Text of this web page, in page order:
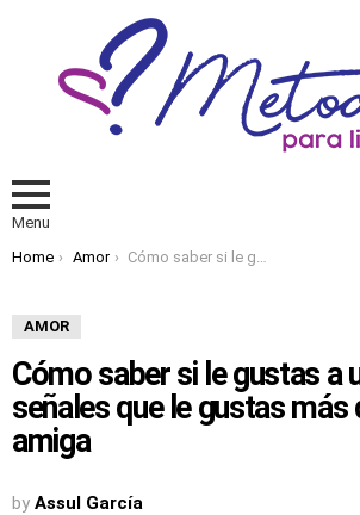
Menu
You are here:
Home Amor Cómo saber si le gustas a un chico: 27 señales que le gustas más que como amiga
AMOR
Cómo saber si le gustas a
señales que le gustas
amiga
by Assul García